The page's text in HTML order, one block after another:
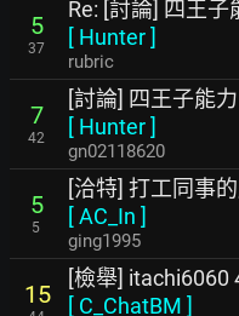
5
37
Re: [討論] 四王子
[ Hunter]
rubric
7
42
[討論] 四王子能力
[ Hunter]
gn02118620
5
5
[洽特] 打工同事
[AC_In ]
ging1995
15
[檢舉] itachi6060
[ C_ChatBM ]